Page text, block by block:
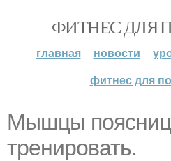
ФИТНЕС ДЛЯ
главная новости
фитнес для
Мышцы
тренировать.